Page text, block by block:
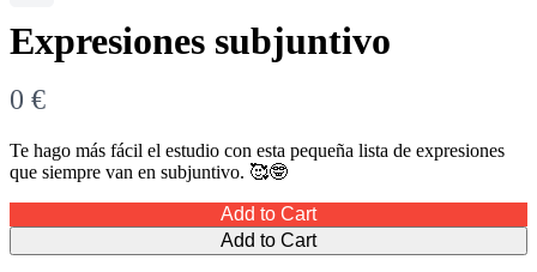
Expresiones subjuntivo
N
o
w
0 €
Te hago más fácil el estudio con esta pequeña lista de expresiones
que siempre van en subjuntivo. 🥰🤓
Add to Cart
Add to Cart